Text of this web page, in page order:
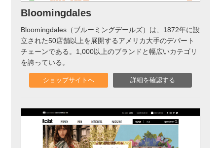
Bloomingdales
Bloomingdales（ブルーミングデールズ）は、1872年に設
立された50店舗以上を展開するアメリカ大手のデパート
チェーンである。1,000以上のブランドと幅広いカテゴリ
を誇っている。
ショップサイトへ 詳細を確認する